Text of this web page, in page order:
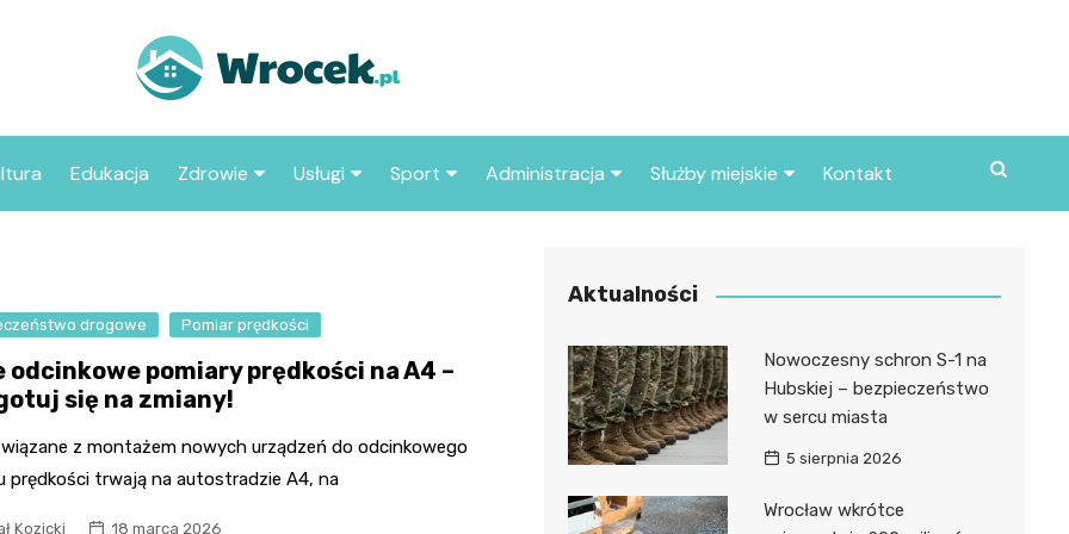
we
Edukacja Zdrowie
Apteka
Usługi
Taxi
Stacja paliw
Restauracja
Sport
sportowe
Administracja
Urząd miasta
Służby miejskie
Policja
Kontakt
drogowe Pomiar prędkości
odcinkowe pomiary prędkości na A4 –
się na zmiany!
z montażem nowych urządzeń do odcinkowego
prędkości trwają na autostradzie A4, na
Kozicki 18 marca 2026
Aktualności
Nowoczesny schron S-1 na
Hubskiej – bezpieczeństwo
w sercu miasta
5 sierpnia 2026
Wrocław wkrótce